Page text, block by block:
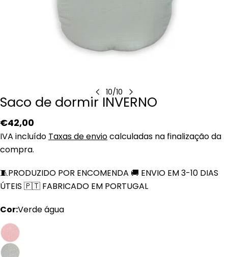
10/10
Saco de dormir INVERNO
Preço
regular
€42,00
IVA incluído Taxas de enviocalculadas na finalização da
compra.
🧵PRODUZIDO POR ENCOMENDA 🚚 ENVIO EM 3-10 DIAS
ÚTEIS 🇵🇹 FABRICADO EM PORTUGAL
Cor:Verde água